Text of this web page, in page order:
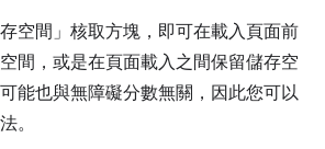
空間」 核取方塊，即可在載入頁面前
間，或是在頁面載入之間保留儲存空
能也與無障礙分數無關，因此您可以
。